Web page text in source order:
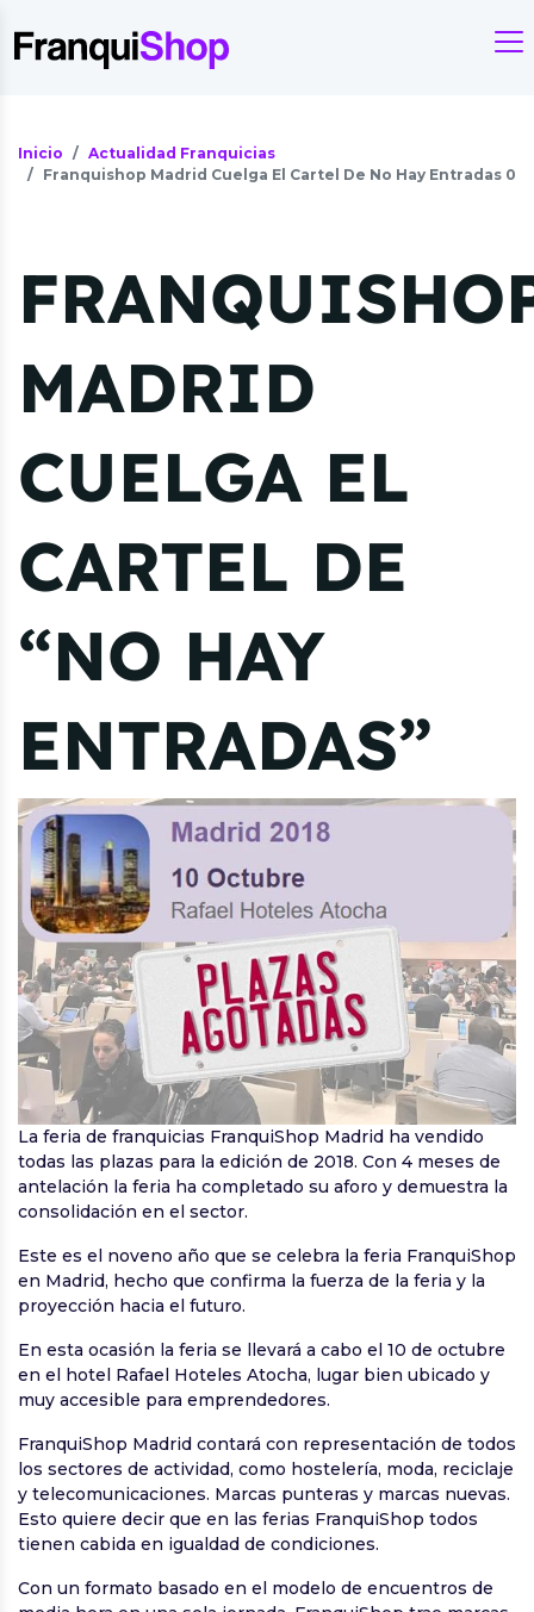
Inicio
Actualidad Franquicias
Franquishop Madrid Cuelga El Cartel De No Hay Entradas 0
MADRID
CUELGA EL
CARTEL DE
“NO HAY
ENTRADAS”
La feria de franquicias FranquiShop Madrid ha vendido
todas las plazas para la edición de 2018. Con 4 meses de
antelación la feria ha completado su aforo y demuestra la
consolidación en el sector.
Este es el noveno año que se celebra la feria FranquiShop
en Madrid, hecho que confirma la fuerza de la feria y la
proyección hacia el futuro.
En esta ocasión la feria se llevará a cabo el 10 de octubre
en el hotel Rafael Hoteles Atocha, lugar bien ubicado y
muy accesible para emprendedores.
FranquiShop Madrid contará con representación de todos
los sectores de actividad, como hostelería, moda, reciclaje
y telecomunicaciones. Marcas punteras y marcas nuevas.
Esto quiere decir que en las ferias FranquiShop todos
tienen cabida en igualdad de condiciones.
Con un formato basado en el modelo de encuentros de